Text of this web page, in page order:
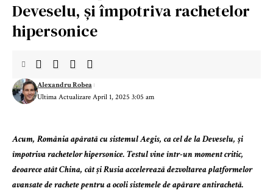
Deveselu, și împotriva rachetelor
hipersonice
Ultima Actualizare April 1, 2025 3:05 am
Alexandru Robea
Acum, România apărată cu sistemul Aegis, ca cel de la Deveselu, și
împotriva rachetelor hipersonice. Testul vine într-un moment critic,
deoarece atât China, cât și Rusia accelerează dezvoltarea platformelor
avansate de rachete pentru a ocoli sistemele de apărare antirachetă.